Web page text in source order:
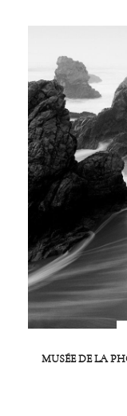
MUSÉE DE LA